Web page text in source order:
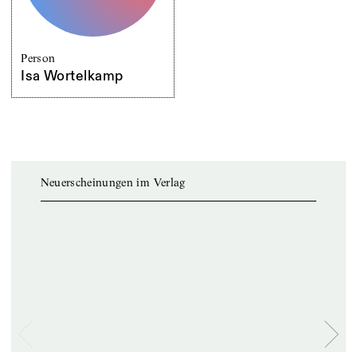
Person
Isa Wortelkamp
Neuerscheinungen im Verlag